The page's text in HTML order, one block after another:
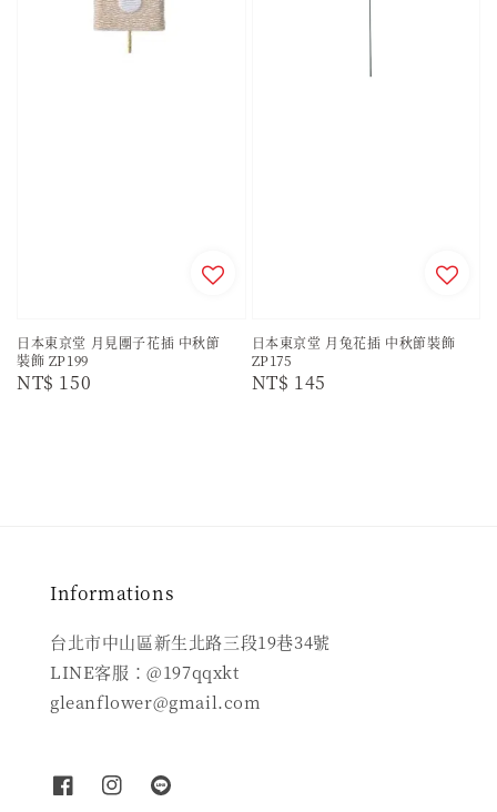
日本東京堂 月見團子花插 中秋節
裝飾 ZP199
Regular
NT$ 150
日本東京堂 月兔花插 中秋節裝飾
ZP175
Regular
NT$ 145
Informations
台北市中山區新生北路三段19巷34號
LINE客服：@197qqxkt
gleanflower@gmail.com